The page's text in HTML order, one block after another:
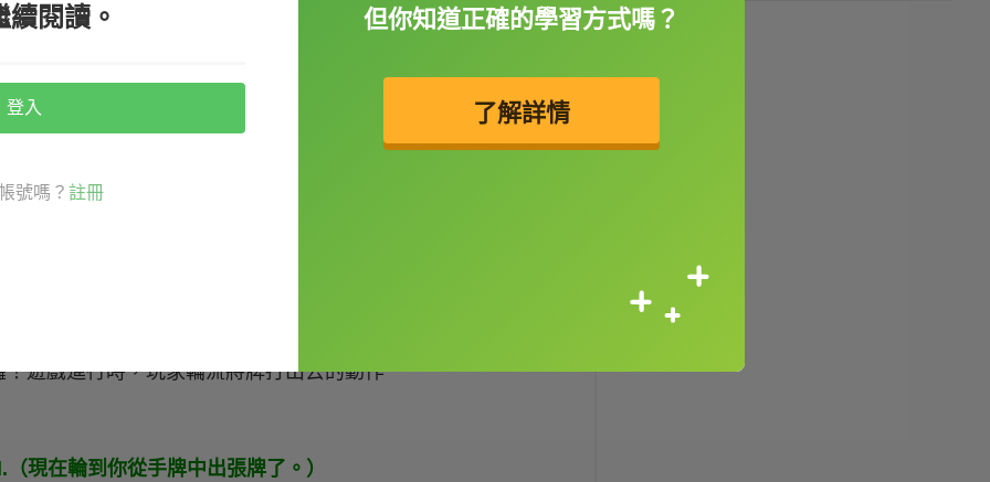
遊戲進行時，玩家輪流將牌打出去的動作
在輪到你從手牌中出張牌了。）
續閱讀。
登入
號嗎？ 註冊
但你知道正確的學習方式嗎？
了解詳情